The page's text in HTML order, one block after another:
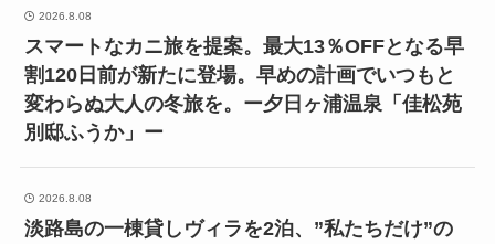
2026.8.08
スマートなカニ旅を提案。最大13％OFFとなる早
割120日前が新たに登場。早めの計画でいつもと
変わらぬ大人の冬旅を。ー夕日ヶ浦温泉「佳松苑
別邸ふうか」ー
2026.8.08
淡路島の一棟貸しヴィラを2泊、”私たちだけ”の